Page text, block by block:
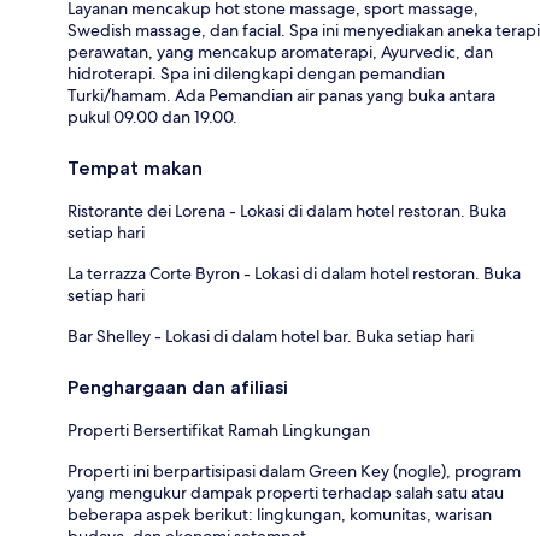
Layanan mencakup hot stone massage, sport massage,
Swedish massage, dan facial. Spa ini menyediakan aneka terapi
perawatan, yang mencakup aromaterapi, Ayurvedic, dan
hidroterapi. Spa ini dilengkapi dengan pemandian
Turki/hamam. Ada Pemandian air panas yang buka antara
pukul 09.00 dan 19.00.
Tempat makan
Ristorante dei Lorena - Lokasi di dalam hotel restoran. Buka
setiap hari
La terrazza Corte Byron - Lokasi di dalam hotel restoran. Buka
setiap hari
Bar Shelley - Lokasi di dalam hotel bar. Buka setiap hari
Penghargaan dan afiliasi
Properti Bersertifikat Ramah Lingkungan
Properti ini berpartisipasi dalam Green Key (nogle), program
yang mengukur dampak properti terhadap salah satu atau
beberapa aspek berikut: lingkungan, komunitas, warisan